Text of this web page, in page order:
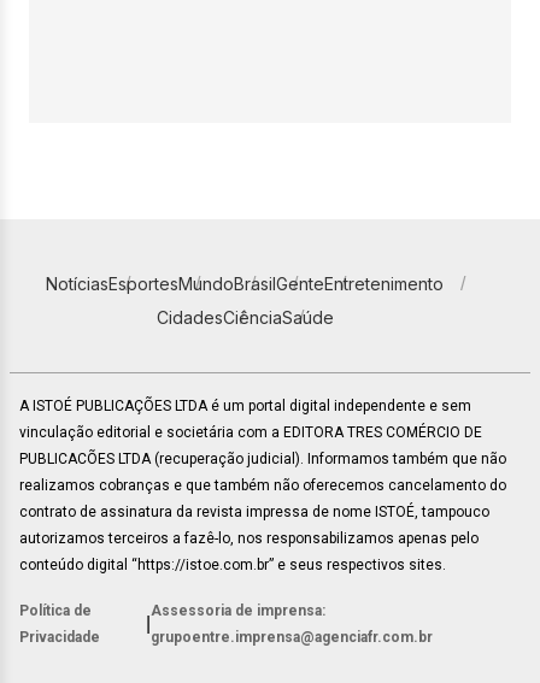
NotíciasEsportesMundoBrasilGenteEntretenimento
CidadesCiênciaSaúde
A ISTOÉ PUBLICAÇÕES LTDA é um portal digital independente e sem
vinculação editorial e societária com a EDITORA TRES COMÉRCIO DE
PUBLICACÕES LTDA (recuperação judicial). Informamos também que não
realizamos cobranças e que também não oferecemos cancelamento do
contrato de assinatura da revista impressa de nome ISTOÉ, tampouco
autorizamos terceiros a fazê-lo, nos responsabilizamos apenas pelo
conteúdo digital “https://istoe.com.br” e seus respectivos sites.
Política de
Privacidade
Assessoria de imprensa:
grupoentre.imprensa@agenciafr.com.br